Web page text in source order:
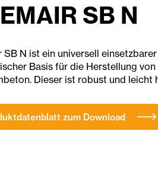
SB N
SB N ist ein universell
Basis für die Herstellung
Dieser ist robust und leicht
zum Download